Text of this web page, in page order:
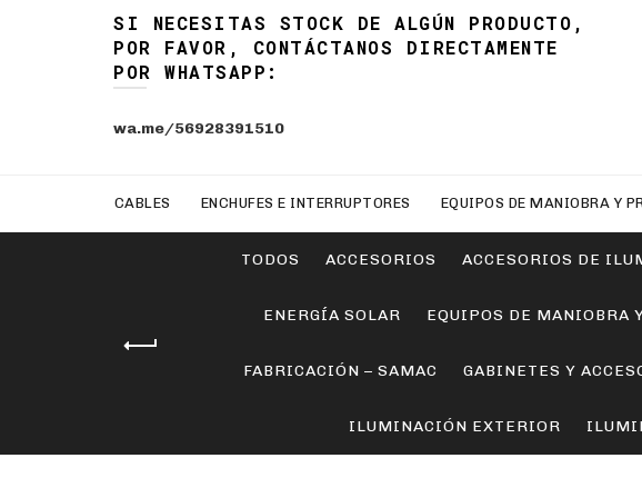
SI NECESITAS STOCK DE ALGÚN PRODUCTO,
POR FAVOR, CONTÁCTANOS DIRECTAMENTE
POR WHATSAPP:
wa.me/56928391510
CABLES ENCHUFES E INTERRUPTORES EQUIPOS DE MANIOBRA Y
TODOS ACCESORIOS ACCESORIOS DE
ENERGÍA SOLAR EQUIPOS DE MANIOBRA
FABRICACIÓN – SAMAC GABINETES Y
ILUMINACIÓN EXTERIOR